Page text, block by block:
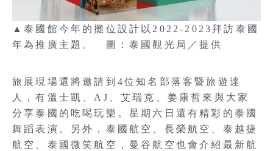
▲泰國館今年的攤位設計以2022-2023拜訪泰國
年為推廣主題。 圖：泰國觀光局／提供
旅展現場還將邀請到4位知名部落客暨旅遊達
人，有溫士凱、AJ、艾瑞克、姜康哲來與大家
分享泰國的吃喝玩樂。星期六日還有精彩的泰國
舞蹈表演。另外，泰國航空、長榮航空、泰越捷
航空、泰國微笑航空，曼谷航空也會介紹最新航